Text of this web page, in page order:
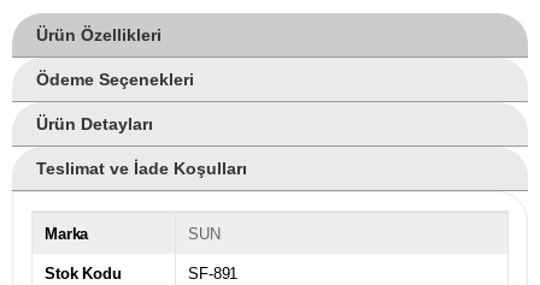
Ürün Özellikleri
Ödeme Seçenekleri
Ürün Detayları
Teslimat ve İade Koşulları
Marka SUN
Stok Kodu SF-891